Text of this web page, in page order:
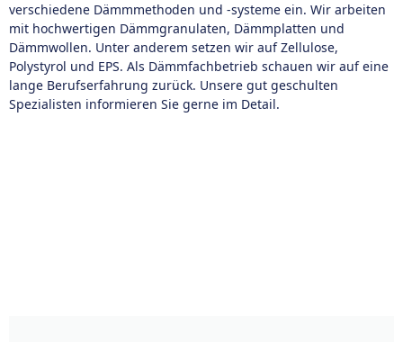
verschiedene Dämmmethoden und -systeme ein. Wir arbeiten
mit hochwertigen Dämmgranulaten, Dämmplatten und
Dämmwollen. Unter anderem setzen wir auf Zellulose,
Polystyrol und EPS. Als Dämmfachbetrieb schauen wir auf eine
lange Berufserfahrung zurück. Unsere gut geschulten
Spezialisten informieren Sie gerne im Detail.